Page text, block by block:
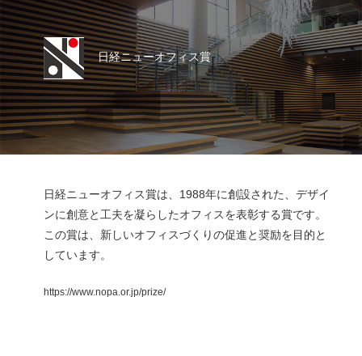
日経ニューオフィス賞
日経ニューオフィス賞は、1988年に創設された、デザイ
ンに創意と工夫を凝らしたオフィスを表彰する賞です。
この賞は、新しいオフィスづくりの促進と奨励を目的と
しています。
https://www.nopa.or.jp/prize/